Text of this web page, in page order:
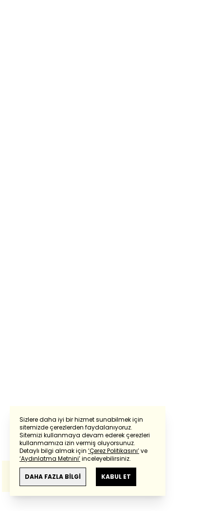
Sizlere daha iyi bir hizmet sunabilmek için
sitemizde çerezlerden faydalanıyoruz.
Sitemizi kullanmaya devam ederek çerezleri
kullanmamıza izin vermiş oluyorsunuz.
Detaylı bilgi almak için ‘Çerez Politikasını’ve
‘Aydınlatma Metnini’inceleyebilirsiniz.
DAHA FAZLA BİLGİ KABUL ET
Powered by Translate
Bu çevirideGoogle Transletekullanılmıştır.
Anlam ve çeviri hatalarından
haberturk.com
sorumlu değildir.